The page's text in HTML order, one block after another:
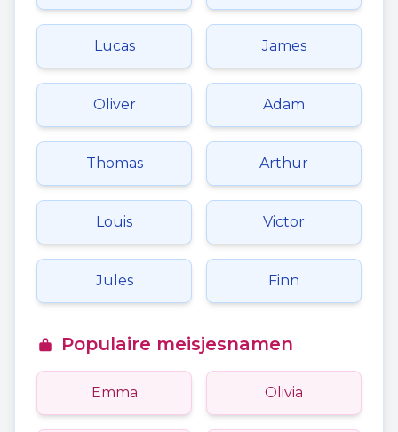
Lucas James
Oliver Adam
Thomas Arthur
Louis Victor
Jules Finn
Populaire meisjesnamen
Emma Olivia